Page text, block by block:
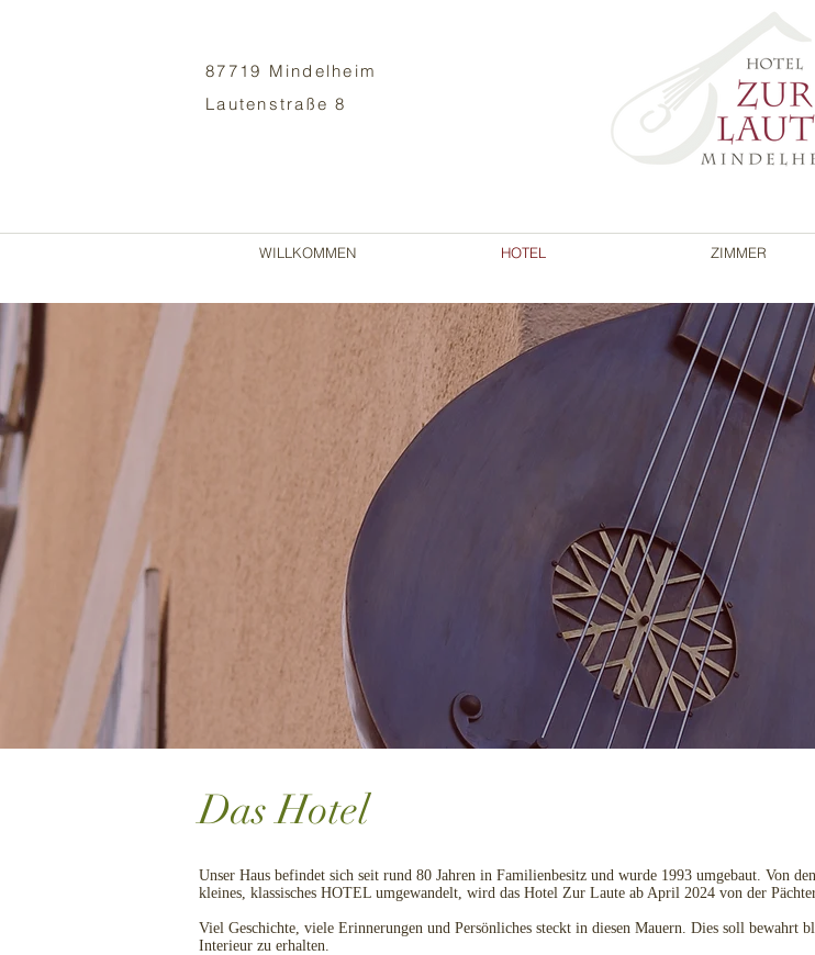
87719 Mindelheim
Lautenstraße 8
WILLKOMMEN HOTEL ZIMMER
Das Hotel
Unser Haus befindet sich seit rund 80 Jahren in Familienbesitz und wurde 1993 umgebaut. Von
kleines, klassisches HOTEL umgewandelt, wird das Hotel Zur Laute ab April 2024 von der
Viel Geschichte, viele Erinnerungen und Persönliches steckt in diesen Mauern. Dies soll
Interieur zu erhalten.